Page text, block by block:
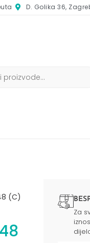
D. Golika 36,
(C)
Za